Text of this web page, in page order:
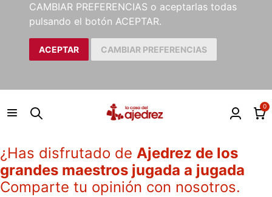
CAMBIAR PREFERENCIAS o aceptarlas todas
pulsando el botón ACEPTAR.
ACEPTAR CAMBIAR PREFERENCIAS
0
¿Has disfrutado de Ajedrez de los
grandes maestros jugada a jugada
Comparte tu opinión con nosotros.